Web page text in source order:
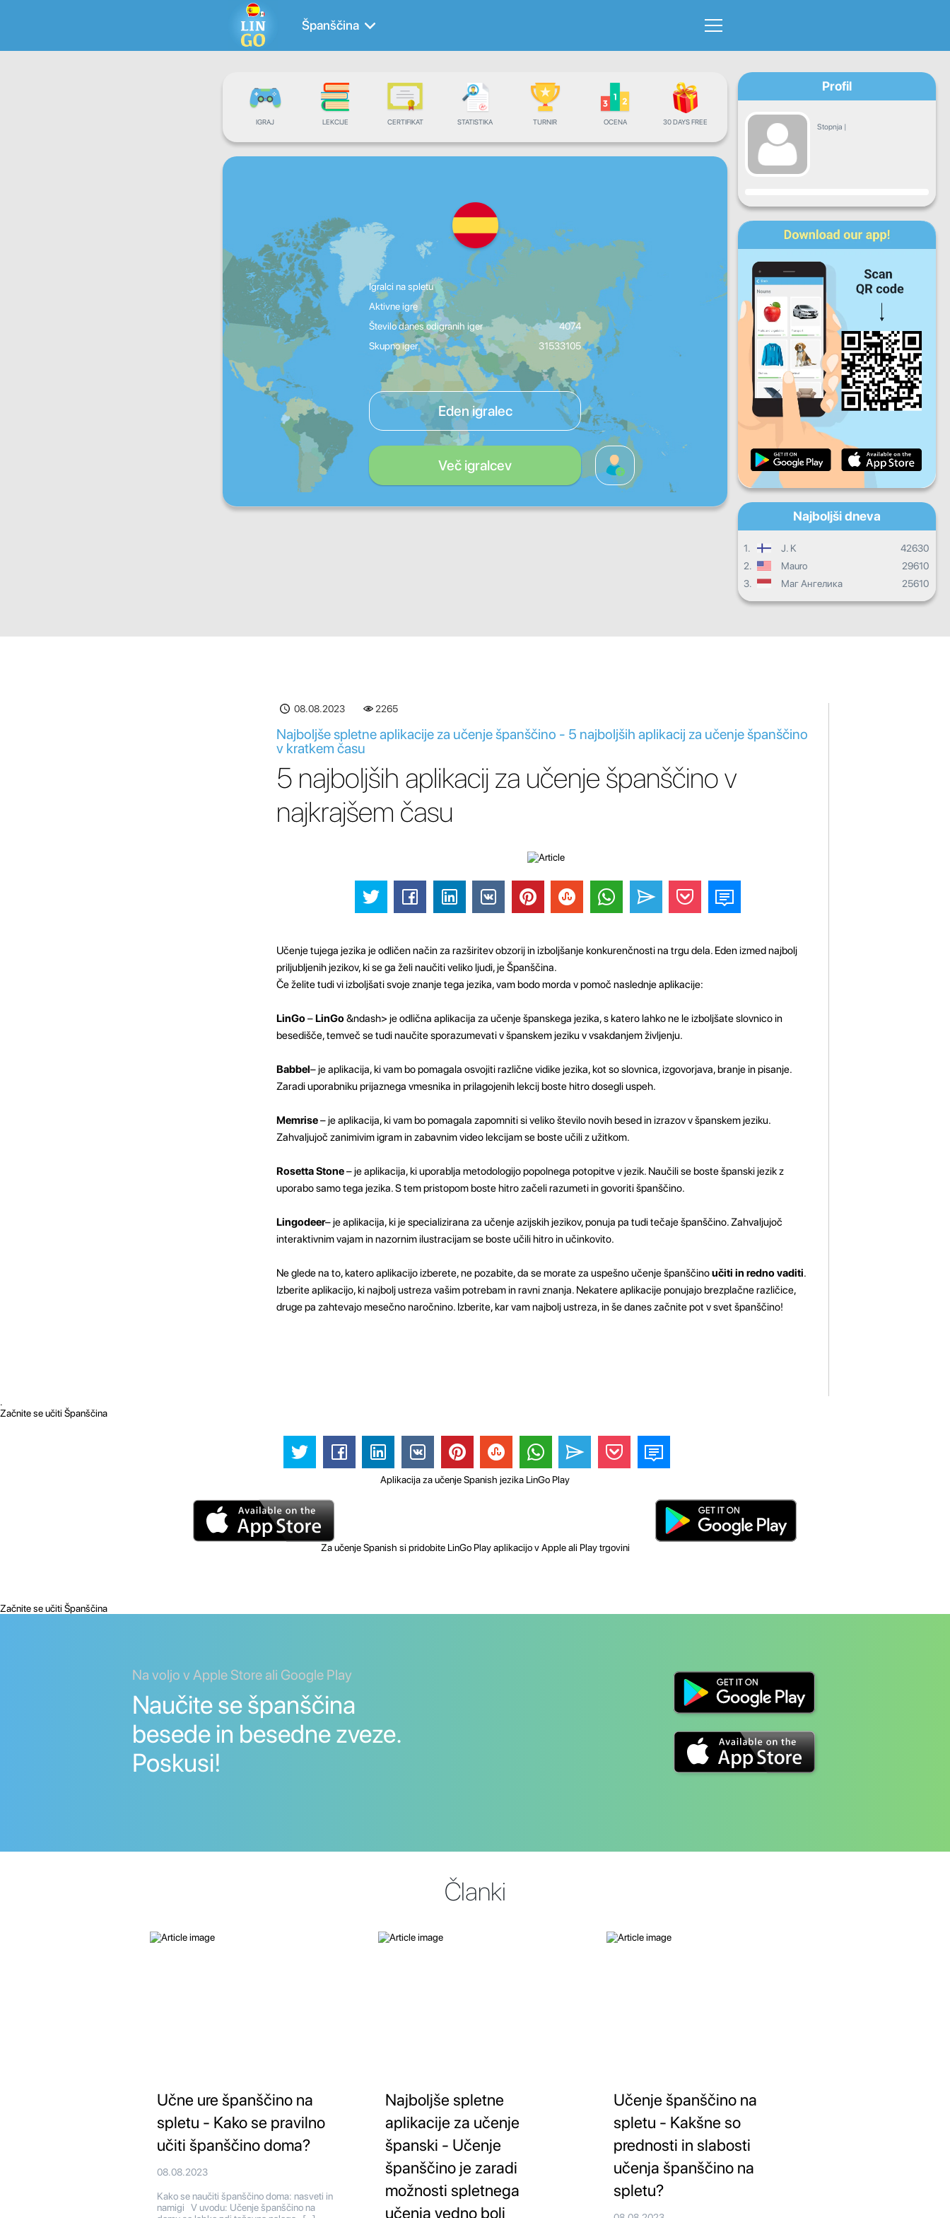
Španščina
IGRAJ LEKCIJE CERTIFIKAT STATISTIKA TURNIR OCENA 30 DAYS FREE
Igralci na spletu
Aktivne igre
Število danes odigranih iger
4074
Skupno iger
31533105
Eden igralec
Več igralcev
Profil
Stopnja |
Napredek
Pon Sre Čet
Sob Ned
Dnevni napredek
Mesečni napredek
Celotni napredek
Najboljši dneva
1. J. K
42630
2.
Mauro
29610
3.
Маг Ангелика 25610
08.08.2023 2265
Najboljše spletne aplikacije za učenje španščino - 5 najboljših aplikacij za učenje španščino
v kratkem času
5 najboljših aplikacij za učenje španščino v
najkrajšem času
Učenje tujega jezika je odličen način za razširitev obzorij in izboljšanje konkurenčnosti na trgu dela. Eden izmed najbolj
priljubljenih jezikov, ki se ga želi naučiti veliko ljudi, je Španščina.
Če želite tudi vi izboljšati svoje znanje tega jezika, vam bodo morda v pomoč naslednje aplikacije:
LinGo–LinGo&ndash> je odlična aplikacija za učenje španskega jezika, s katero lahko ne le izboljšate slovnico in
besedišče, temveč se tudi naučite sporazumevati v španskem jeziku v vsakdanjem življenju.
Babbel– je aplikacija, ki vam bo pomagala osvojiti različne vidike jezika, kot so slovnica, izgovorjava, branje in pisanje.
Zaradi uporabniku prijaznega vmesnika in prilagojenih lekcij boste hitro dosegli uspeh.
Memrise– je aplikacija, ki vam bo pomagala zapomniti si veliko število novih besed in izrazov v španskem jeziku.
Zahvaljujoč zanimivim igram in zabavnim video lekcijam se boste učili z užitkom.
Rosetta Stone– je aplikacija, ki uporablja metodologijo popolnega potopitve v jezik. Naučili se boste španski jezik z
uporabo samo tega jezika. S tem pristopom boste hitro začeli razumeti in govoriti španščino.
Lingodeer– je aplikacija, ki je specializirana za učenje azijskih jezikov, ponuja pa tudi tečaje španščino. Zahvaljujoč
interaktivnim vajam in nazornim ilustracijam se boste učili hitro in učinkovito.
Ne glede na to, katero aplikacijo izberete, ne pozabite, da se morate za uspešno učenje španščinoučiti in redno vaditi.
Izberite aplikacijo, ki najbolj ustreza vašim potrebam in ravni znanja. Nekatere aplikacije ponujajo brezplačne različice,
druge pa zahtevajo mesečno naročnino. Izberite, kar vam najbolj ustreza, in še danes začnite pot v svet španščino!
.
Začnite se učiti Španščina
Aplikacija za učenje Spanish jezika LinGo Play
Za učenje Spanish si pridobite LinGo Play aplikacijo v Apple ali Play trgovini
Začnite se učiti Španščina
Na voljo v Apple Store ali Google Play
Naučite se španščina
besede in besedne zveze.
Poskusi!
Članki
Učne ure španščino na
spletu - Kako se pravilno
učiti španščino doma?
08.08.2023
Kako se naučiti španščino doma: nasveti in
namigi V uvodu: Učenje španščino na
Najboljše spletne
aplikacije za učenje
španski - Učenje
španščino je zaradi
možnosti spletnega
učenja vedno bolj
Učenje španščino na
spletu - Kakšne so
prednosti in slabosti
učenja španščino na
spletu?